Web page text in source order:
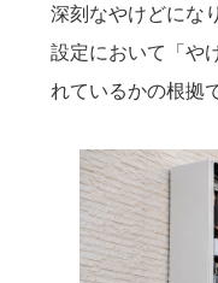
深刻なやけどにな
設定において「や
れているかの根拠